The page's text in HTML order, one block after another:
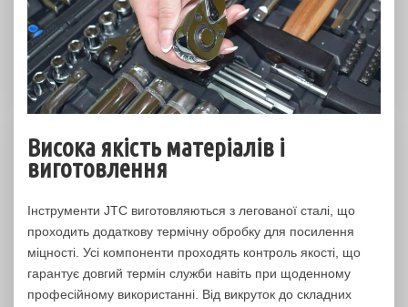
Висока якість матеріалів і
виготовлення
Інструменти JTC виготовляються з легованої сталі, що
проходить додаткову термічну обробку для посилення
міцності. Усі компоненти проходять контроль якості, що
гарантує довгий термін служби навіть при щоденному
професійному використанні. Від викруток до складних